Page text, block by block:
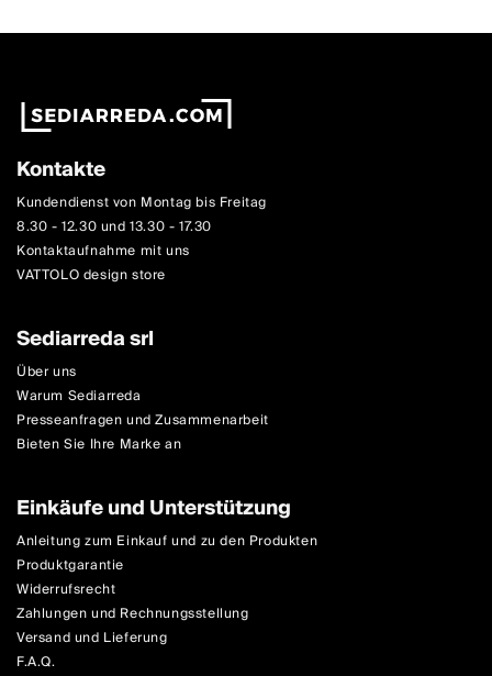
Kontakte
Kundendienst von Montag bis Freitag
8.30 - 12.30 und 13.30 - 17.30
Kontaktaufnahme mit uns
VATTOLO design store
Sediarreda srl
Über uns
Warum Sediarreda
Presseanfragen und Zusammenarbeit
Bieten Sie Ihre Marke an
Einkäufe und Unterstützung
Anleitung zum Einkauf und zu den Produkten
Produktgarantie
Widerrufsrecht
Zahlungen und Rechnungsstellung
Versand und Lieferung
F.A.Q.